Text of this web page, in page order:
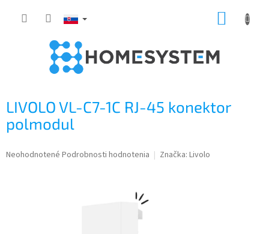
LIVOLO VL-C7-1C RJ-45 konektor
polmodul
Priemerné
Neohodnotené Podrobnosti hodnotenia Značka: Livolo